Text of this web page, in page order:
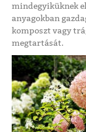
mindegyiküknek
anyagokban
komposzt vagy
megtartását.